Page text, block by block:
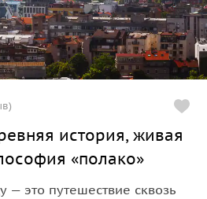
история, живая
«полако»
— это путешествие сквозь